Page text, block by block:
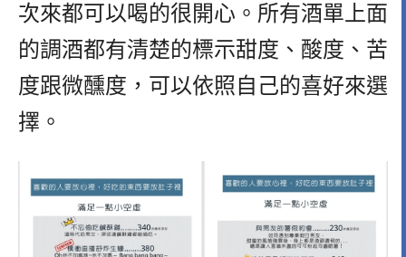
次來都可以喝的很開心。所有酒單上面
的調酒都有清楚的標示甜度、酸度、苦
度跟微醺度，可以依照自己的喜好來選
擇。